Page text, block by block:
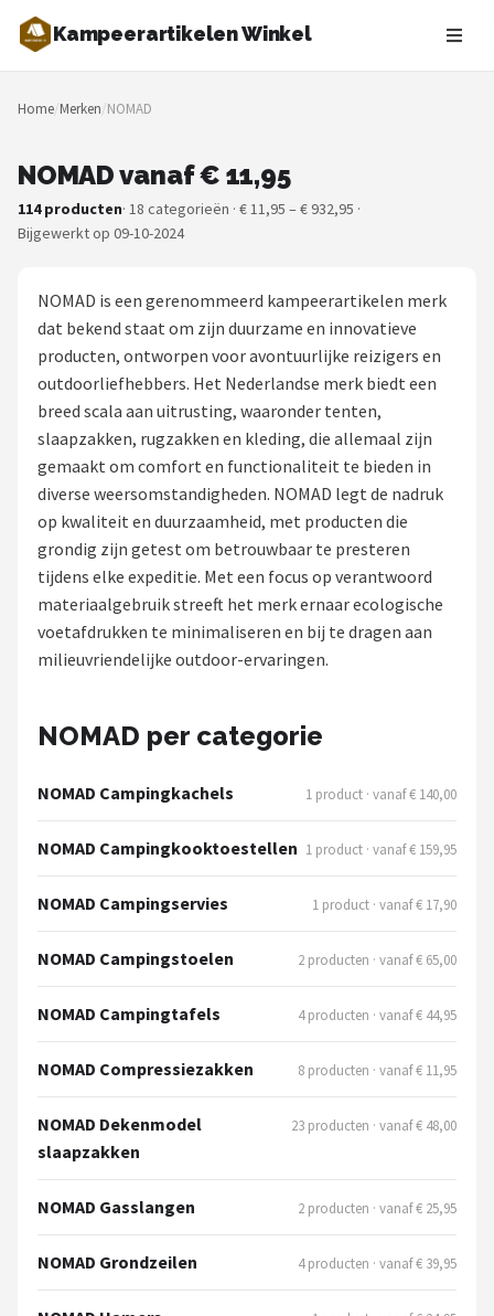
Kampeerartikelen Winkel
Zoeken
NAVIGATIE
Merken
Tenten
Slaapzakken
Slaapmatten
Koelboxen
Shop
POPULAIRE MERKEN
Intex
KOEL
Eurotrail
Quechua
Alle merken →
Home/Merken/NOMAD
NOMAD vanaf € 11,95
114 producten· 18 categorieën · € 11,95 – € 932,95 ·
Bijgewerkt op 09-10-2024
NOMAD is een gerenommeerd kampeerartikelen merk
dat bekend staat om zijn duurzame en innovatieve
producten, ontworpen voor avontuurlijke reizigers en
outdoorliefhebbers. Het Nederlandse merk biedt een
breed scala aan uitrusting, waaronder tenten,
slaapzakken, rugzakken en kleding, die allemaal zijn
gemaakt om comfort en functionaliteit te bieden in
diverse weersomstandigheden. NOMAD legt de nadruk
op kwaliteit en duurzaamheid, met producten die
grondig zijn getest om betrouwbaar te presteren
tijdens elke expeditie. Met een focus op verantwoord
materiaalgebruik streeft het merk ernaar ecologische
voetafdrukken te minimaliseren en bij te dragen aan
milieuvriendelijke outdoor-ervaringen.
NOMAD per categorie
NOMAD Campingkachels 1 product · vanaf € 140,00
NOMAD Campingkooktoestellen 1 product · vanaf € 159,95
NOMAD Campingservies 1 product · vanaf € 17,90
NOMAD Campingstoelen 2 producten · vanaf € 65,00
NOMAD Campingtafels 4 producten · vanaf € 44,95
NOMAD Compressiezakken 8 producten · vanaf € 11,95
NOMAD Dekenmodel
slaapzakken
23 producten · vanaf € 48,00
NOMAD Gasslangen 2 producten · vanaf € 25,95
NOMAD Grondzeilen 4 producten · vanaf € 39,95